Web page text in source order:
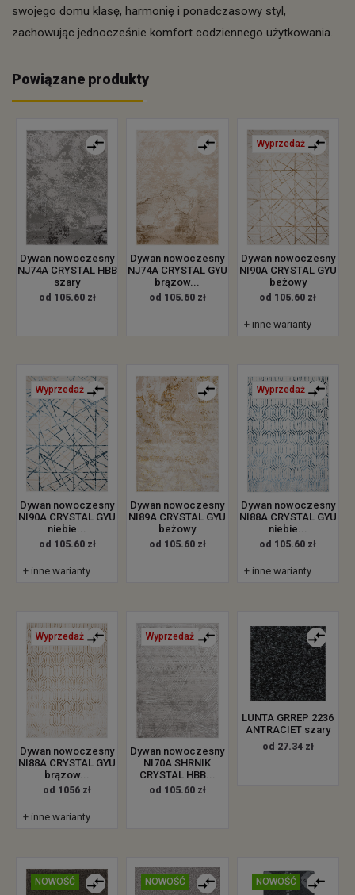
swojego domu klasę, harmonię i ponadczasowy styl,
zachowując jednocześnie komfort codziennego użytkowania.
Powiązane produkty
Dywan nowoczesny
NJ74A CRYSTAL HBB
szary
od 105.60 zł
Dywan nowoczesny
NJ74A CRYSTAL GYU
brązow...
od 105.60 zł
Wyprzedaż
Dywan nowoczesny
NI90A CRYSTAL GYU
beżowy
od 105.60 zł
+ inne warianty
Wyprzedaż
Dywan nowoczesny
NI90A CRYSTAL GYU
niebie...
od 105.60 zł
+ inne warianty
Dywan nowoczesny
NI89A CRYSTAL GYU
beżowy
od 105.60 zł
Wyprzedaż
Dywan nowoczesny
NI88A CRYSTAL GYU
niebie...
od 105.60 zł
+ inne warianty
Wyprzedaż
Dywan nowoczesny
NI88A CRYSTAL GYU
brązow...
od 1056 zł
+ inne warianty
Wyprzedaż
Dywan nowoczesny
NI70A SHRNIK
CRYSTAL HBB...
od 105.60 zł
LUNTA GRREP 2236
ANTRACIET szary
od 27.34 zł
NOWOŚĆ NOWOŚĆ NOWOŚĆ